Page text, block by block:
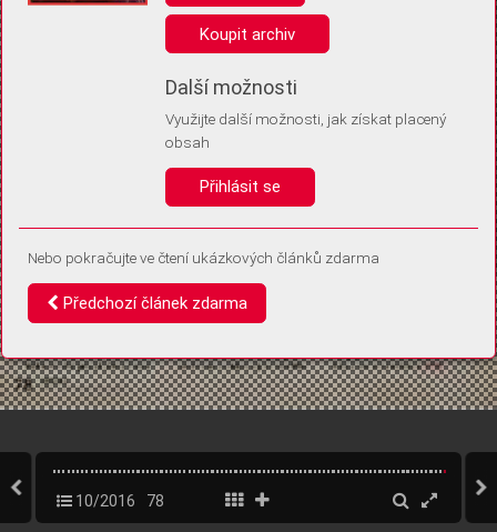
Anonymní unikátní ID
Díky němu příště poznáme, že se jedná o stejné zařízení, a
Identifikátor je zcela anonymní.
Vaše souhlasy a odmítnutí si ukládáme do vašeho zařízení, abychom se
vás už příště znovu neptali. Můžete je kdykoli později upravit ve Správě
10/2016 78
Koupit archiv
Další možnosti
Využijte další možnosti, jak získat placený
obsah
Přihlásit se
Nebo pokračujte ve čtení ukázkových článků zdarma
Předchozí článek zdarma